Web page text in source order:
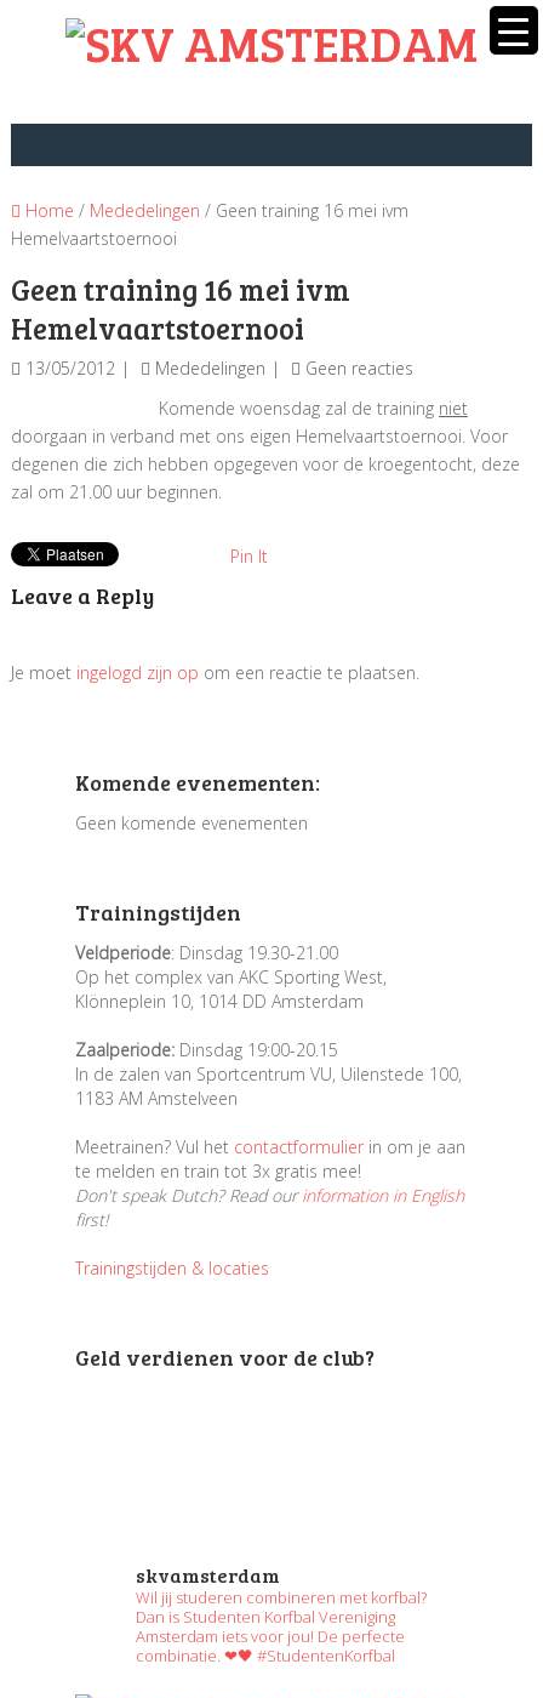
Home / Mededelingen / Geen training 16 mei ivm
Geen training 16 mei ivm
13/05/2012 Mededelingen
Geen reacties
Komende woensdag zal de training niet
doorgaan in verband met ons eigen Hemelvaartstoernooi. Voor
degenen die zich hebben opgegeven voor de kroegentocht, deze
zal om 21.00 uur beginnen.
Pin It
Leave a Reply
Je moet ingelogd zijn op om een reactie te plaatsen.
Komende evenementen:
Geen komende evenementen
Trainingstijden
Veldperiode: Dinsdag 19.30-21.00
Op het complex van AKC Sporting West,
Klönneplein 10, 1014 DD Amsterdam
Zaalperiode:Dinsdag 19:00-20.15
In de zalen van Sportcentrum VU, Uilenstede 100,
1183 AM Amstelveen
Meetrainen? Vul het contactformulierin om je aan
te melden en train tot 3x gratis mee!
Don't speak Dutch? Read ourinformation in English
first!
Trainingstijden & locaties
Geld verdienen voor de club?
skvamsterdam
Wil jij studeren combineren met korfbal?
Dan is Studenten Korfbal Vereniging
Amsterdam iets voor jou! De perfecte
combinatie. ❤🖤 #StudentenKorfbal